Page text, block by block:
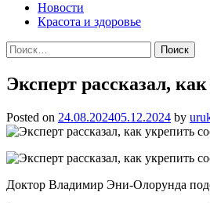
Новости
Красота и здоровье
Найти:
Эксперт рассказал,
Posted on 24.08.202405.12.2024 by
Доктор Владимир Эни-Олорунда